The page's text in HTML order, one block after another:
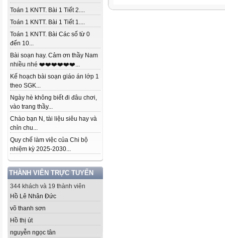
Toán 1 KNTT. Bài 1 Tiết 2....
Toán 1 KNTT. Bài 1 Tiết 1....
Toán 1 KNTT. Bài Các số từ 0
đến 10...
Bài soạn hay. Cảm ơn thầy Nam
nhiều nhé ❤️❤️❤️❤️❤️❤️...
Kế hoạch bài soạn giáo án lớp 1
theo SGK...
Ngày hè không biết đi đâu chơi,
vào trang thầy...
Chào bạn N, tài liệu siêu hay và
chỉn chu...
Quy chế làm việc của Chi bộ
nhiệm kỳ 2025-2030...
THÀNH VIÊN TRỰC TUYẾN
344 khách và 19 thành viên
Hồ Lê Nhân Đức
võ thanh sơn
Hồ thị út
nguyễn ngọc tân